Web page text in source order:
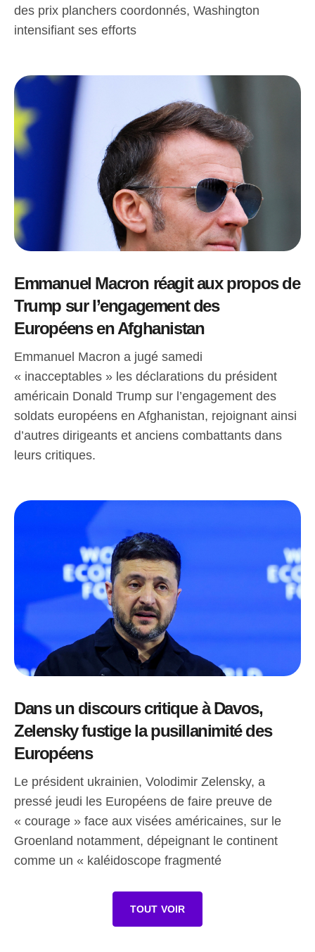
des prix planchers coordonnés, Washington
intensifiant ses efforts
Emmanuel Macron réagit aux propos de
Trump sur l’engagement des
Européens en Afghanistan
Emmanuel Macron a jugé samedi
« inacceptables » les déclarations du président
américain Donald Trump sur l’engagement des
soldats européens en Afghanistan, rejoignant ainsi
d’autres dirigeants et anciens combattants dans
leurs critiques.
Dans un discours critique à Davos,
Zelensky fustige la pusillanimité des
Européens
Le président ukrainien, Volodimir Zelensky, a
pressé jeudi les Européens de faire preuve de
« courage » face aux visées américaines, sur le
Groenland notamment, dépeignant le continent
comme un « kaléidoscope fragmenté
TOUT VOIR